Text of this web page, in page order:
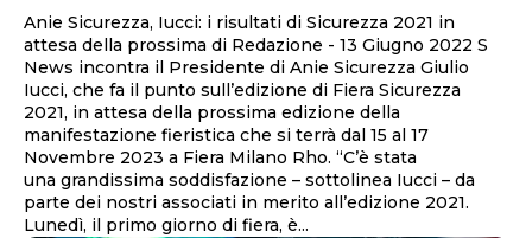
Anie Sicurezza, Iucci: i risultati di Sicurezza 2021 in
attesa della prossima di Redazione - 13 Giugno 2022 S
News incontra il Presidente di Anie Sicurezza Giulio
Iucci, che fa il punto sull’edizione di Fiera Sicurezza
2021, in attesa della prossima edizione della
manifestazione fieristica che si terrà dal 15 al 17
Novembre 2023 a Fiera Milano Rho. “C’è stata
una grandissima soddisfazione – sottolinea Iucci – da
parte dei nostri associati in merito all’edizione 2021.
Lunedì, il primo giorno di fiera, è...